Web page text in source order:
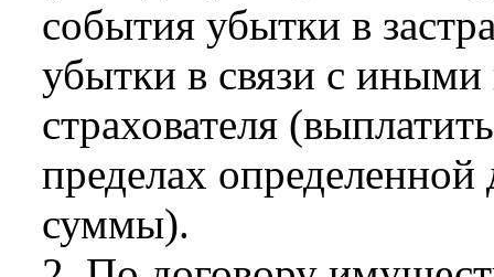
события убытки в
убытки в связи с
страхователя
пределах
суммы).